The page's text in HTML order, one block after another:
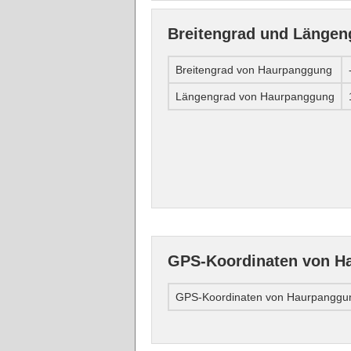
Breitengrad und
Breitengrad von Haurpanggung
Längengrad von Haurpanggung
GPS-Koordinaten von
GPS-Koordinaten von